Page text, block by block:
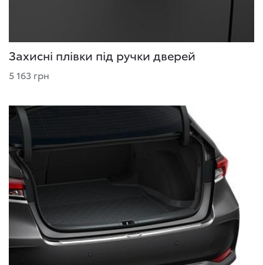
Захисні плівки під ручки дверей
5 163 грн